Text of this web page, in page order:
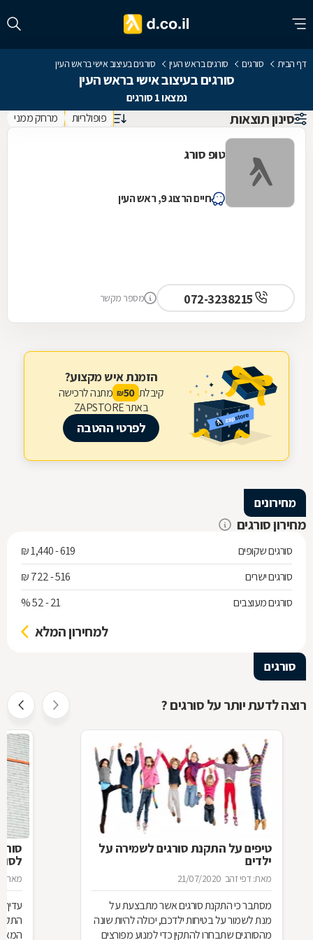
דף הבית סורגים סורגים בראש העין סורגים בעיצוב אישי בראש העין
סורגים בעיצוב אישי בראש העין
נמצאו 1 סורגים
סינון תוצאות פופולריות מרחק ממני
טופ סורג
חיים הרצוג 9, ראש העין
מספר מקשר
הזמנת איש מקצוע?
קיבלת 50
₪ מתנה לרכישה
באתר ZAPSTORE
לפרטי ההטבה
מחירונים
מחירון סורגים
סורגים שקופים
619 - 1,440 ₪
סורגים ישרים
516 - 722 ₪
סורגים מעוצבים
21 - 52 %
למחירון המלא
סורגים
רוצה לדעת יותר על סורגים ?
טיפים על התקנת סורגים לשמירה על
ילדים
מאת: דפי זהב 21/07/2020
מסתבר כי התקנת סורגים אשר מתבצעת על
מנת לשמור על בטיחות ילדכם, יכולה להיות שונה
מהסורגים שתבחרו להתקין כדי למנוע מפורצים
מאת: